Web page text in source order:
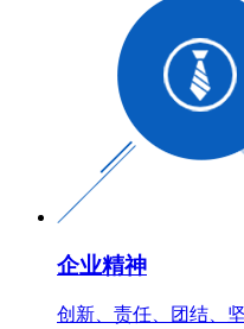
企业精神
创新、责任、团结、